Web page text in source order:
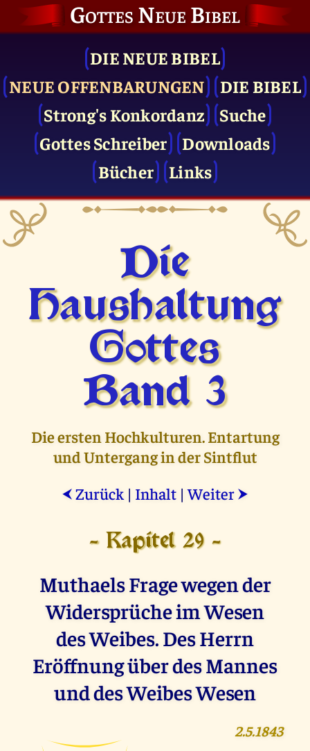
Gottes Neue Bibel
DIE NEUE BIBEL
NEUE OFFENBARUNGEN
DIE BIBEL
Strong's Konkordanz
Suche
Gottes Schreiber
Downloads
Bücher
Links
Die
Haushaltung
Gottes
Band 3
Die ersten Hochkulturen. Entartung
und Untergang in der Sintflut
⮜ Zurück | Inhalt |Weiter ⮞
- Kapitel 29 -
Muthaels Frage wegen der
Widersprüche im Wesen
des Weibes. Des Herrn
Eröffnung über des Mannes
und des Weibes Wesen
2.5.1843